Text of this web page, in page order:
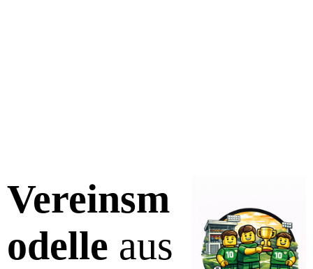
Vereinsm
odelle aus